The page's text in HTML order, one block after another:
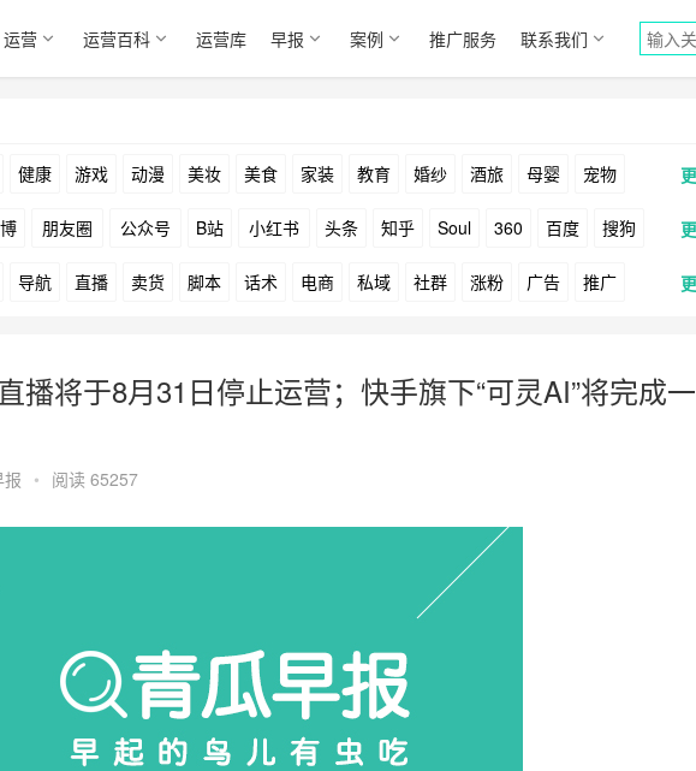
运营 运营百科 运营库 早报 案例 推广服务 联系我们
健康 游戏 动漫 美妆 美食 家装 教育 婚纱 酒旅 母婴 宠物
元宇宙 房地产
朋友圈 公众号 B站 小红书 头条 知乎 Soul 360 百度 搜狗
神马 谷歌 Facebook Tiktok YouTube Yahoo Bing
导航 直播 卖货 脚本 话术 电商 私域 社群 涨粉 广告 推广
播将于8月31日停止运营；快手旗下“可灵AI”将完成一
报 • 阅读 65257